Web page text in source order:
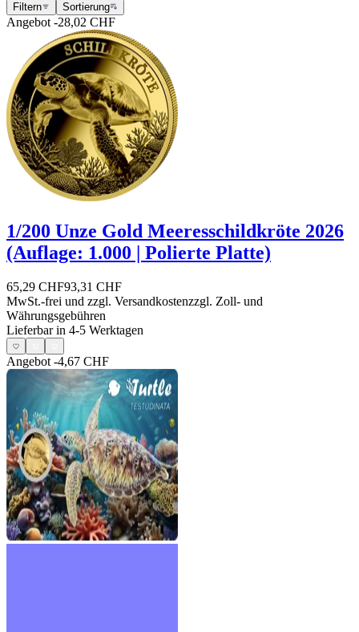
Filtern Sortierung
Angebot -28,02 CHF
1/200 Unze Gold Meeresschildkröte 2026
(Auflage: 1.000 | Polierte Platte)
65,29 CHF93,31 CHF
MwSt.-frei und zzgl. Versandkostenzzgl. Zoll- und
Währungsgebühren
Lieferbar in 4-5 Werktagen
Angebot -4,67 CHF